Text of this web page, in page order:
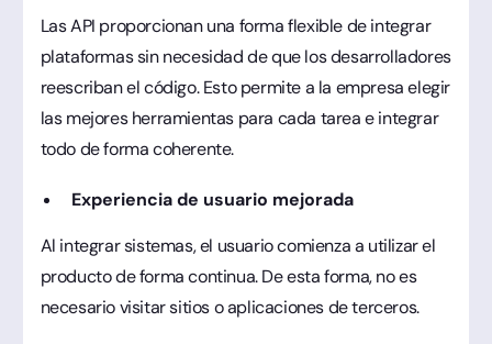
Las API proporcionan una forma flexible de integrar
plataformas sin necesidad de que los desarrolladores
reescriban el código. Esto permite a la empresa elegir
las mejores herramientas para cada tarea e integrar
todo de forma coherente.
Experiencia de usuario mejorada
Al integrar sistemas, el usuario comienza a utilizar el
producto de forma continua. De esta forma, no es
necesario visitar sitios o aplicaciones de terceros.